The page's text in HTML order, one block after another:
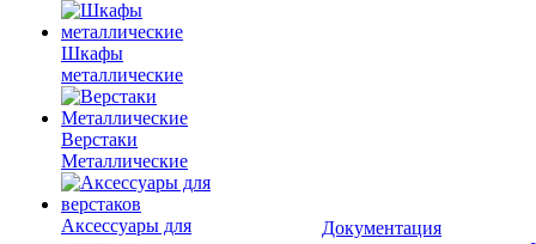
Шкафы
металлические
Верстаки
Металлические
Аксессуары для
Документация